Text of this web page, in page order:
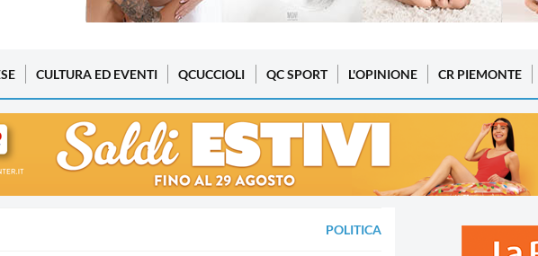
CULTURA ED EVENTI QCUCCIOLI QC SPORT L'OPINIONE CR PIEMONTE
POLITICA